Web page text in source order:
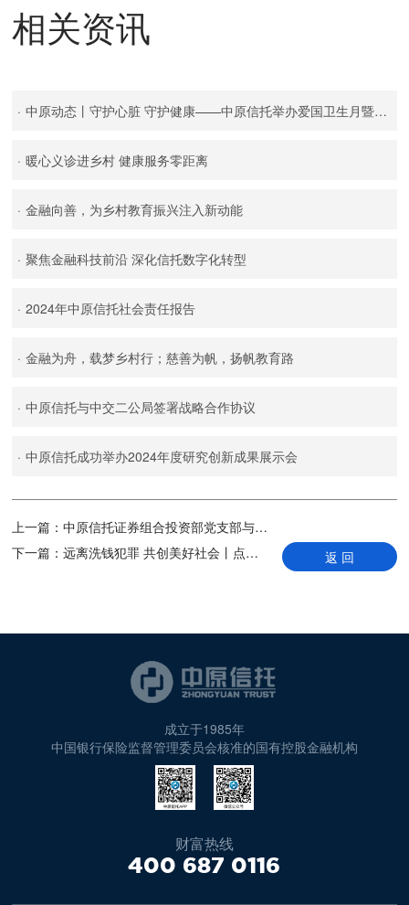
相关资讯
· 中原动态丨守护心脏 守护健康——中原信托举办爱国卫生月暨爱护心脏健康专题讲座
· 暖心义诊进乡村 健康服务零距离
· 金融向善，为乡村教育振兴注入新动能
· 聚焦金融科技前沿 深化信托数字化转型
· 2024年中原信托社会责任报告
· 金融为舟，载梦乡村行；慈善为帆，扬帆教育路
· 中原信托与中交二公局签署战略合作协议
· 中原信托成功举办2024年度研究创新成果展示会
上一篇：中原信托证券组合投资部党支部与河南投资集团金融管理部党支部开展主题党日共建活动
下一篇：远离洗钱犯罪 共创美好社会丨点滴行动助力反洗钱 返 回
成立于1985年
中国银行保险监督管理委员会核准的国有控股金融机构
财富热线
400 687 0116